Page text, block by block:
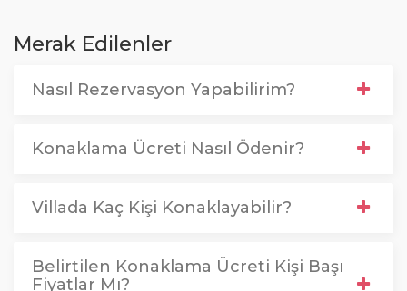
Merak Edilenler
Nasıl Rezervasyon Yapabilirim?
Konaklama Ücreti Nasıl Ödenir?
Villada Kaç Kişi Konaklayabilir?
Belirtilen Konaklama Ücreti Kişi Başı
Fiyatlar Mı?